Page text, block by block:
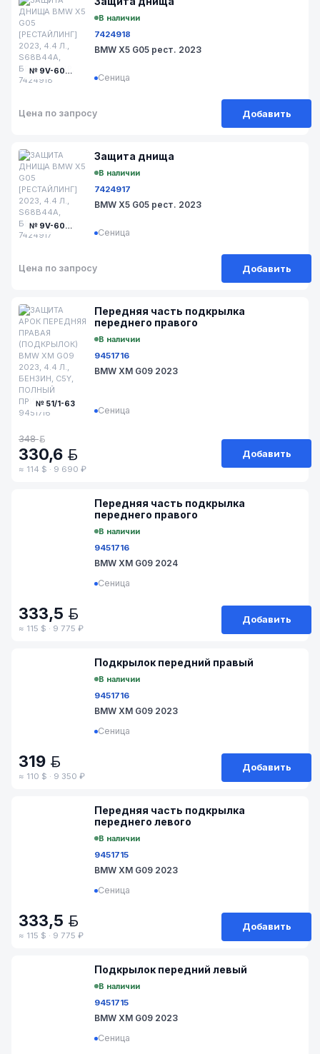
№ 9V-606-4
В наличии
7424918
BMW X5 G05 рест. 2023
Сеница
Цена по запросу Добавить
№ 9V-606-3
Защита днища
В наличии
7424917
BMW X5 G05 рест. 2023
Сеница
Цена по запросу Добавить
№ 51/1-63
Передняя часть подкрылка
переднего правого
В наличии
9451716
BMW XM G09 2023
Сеница
348
330,6
≈ 114 $ · 9 690 ₽
Добавить
Передняя часть подкрылка
переднего правого
В наличии
9451716
BMW XM G09 2024
Сеница
333,5
≈ 115 $ · 9 775 ₽
Добавить
Подкрылок передний правый
В наличии
9451716
BMW XM G09 2023
Сеница
319
≈ 110 $ · 9 350 ₽
Добавить
Передняя часть подкрылка
переднего левого
В наличии
9451715
BMW XM G09 2023
Сеница
333,5
≈ 115 $ · 9 775 ₽
Добавить
Подкрылок передний левый
В наличии
9451715
BMW XM G09 2023
Сеница